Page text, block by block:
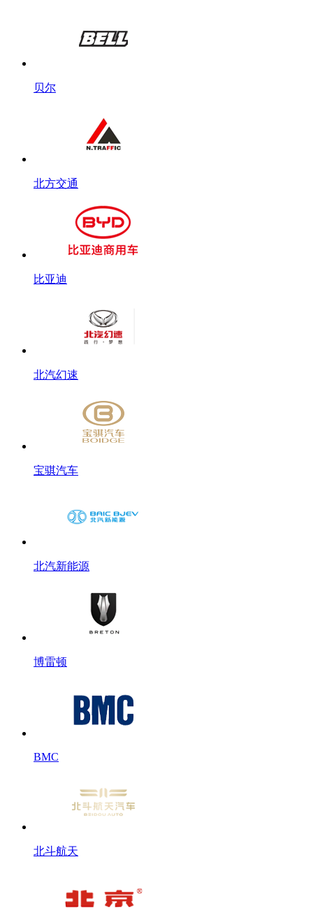
贝尔
北方交通
比亚迪
北汽幻速
宝骐汽车
北汽新能源
博雷顿
BMC
北斗航天